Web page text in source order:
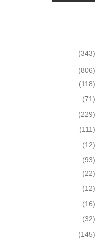
(343)
(806)
(118)
(71)
(229)
(111)
(12)
(93)
(22)
(12)
(16)
(32)
(145)